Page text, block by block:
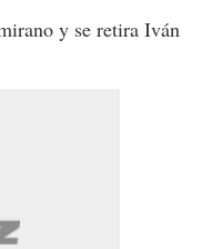
y se retira Iván